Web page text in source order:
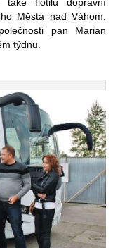
Města nad Váhom.
pan Marian
týdnu.